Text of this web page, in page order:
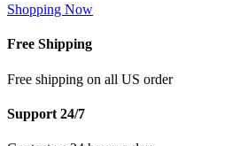
Shopping Now
Free Shipping
Free shipping on all US order
Support 24/7